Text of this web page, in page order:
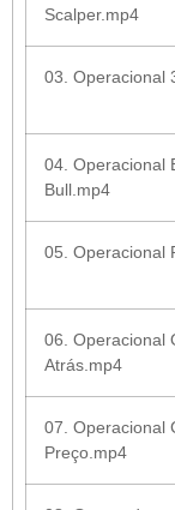
Scalper.mp4
03. Operacional
04. Operacional
Bull.mp4
05. Operacional
06. Operacional
Atrás.mp4
07. Operacional
Preço.mp4